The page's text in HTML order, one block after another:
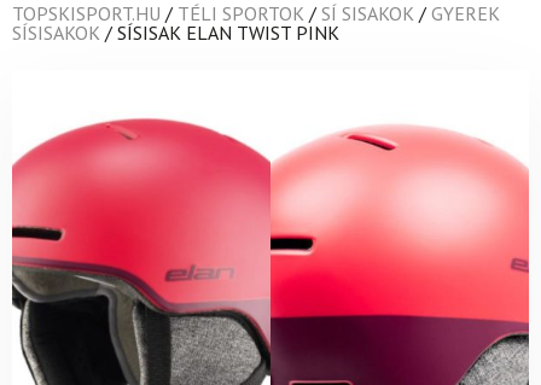
TOPSKISPORT.HU / TÉLI SPORTOK / SÍ SISAKOK / GYEREK
SÍSISAKOK / SÍSISAK ELAN TWIST PINK